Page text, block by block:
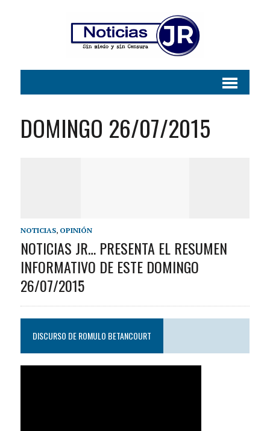
DOMINGO 26/07/2015
NOTICIAS, OPINIÓN
NOTICIAS JR… PRESENTA EL RESUMEN
INFORMATIVO DE ESTE DOMINGO
26/07/2015
DISCURSO DE ROMULO BETANCOURT